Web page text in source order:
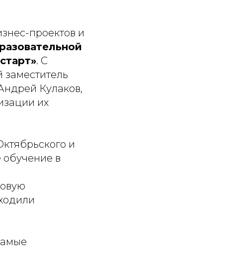
проектов и
. С
Кулаков,
их
и
обучение в